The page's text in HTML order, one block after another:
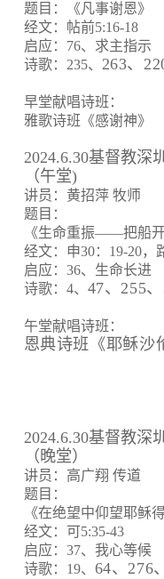
题目：《凡事谢恩》
经文：帖前5:16-18
启应：76、求主指示
诗歌：235、 263、
早堂献唱诗班：
雅歌诗班《感谢神》
2024.6.30基督教深
（午堂)
讲员：黄招萍 牧师
题目：
《生命重振——把船开
经文：申30：19-20，
启应：36、生命长进
诗歌：4、 47、255
午堂献唱诗班：
恩典诗班《耶稣沙
2024.6.30基督教深
（晚堂）
讲员：高广翔 传道
题目：
《在绝望中仰望耶稣
经文：可5:35-43
启应：37、我心等候
诗歌：19、 64、276、